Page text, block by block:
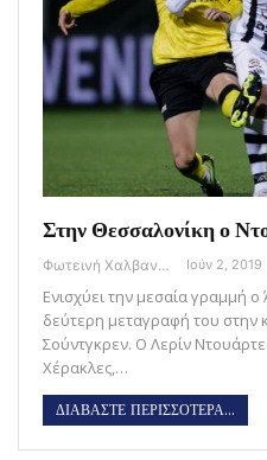
Στην Θεσσαλονίκη ο
Φωτεινή Χαλβαντζή Ιούν 2, 2019
Ενισχύει την μεσαία γραμμή
δεύτερη μεταγραφή του στην
Σούντγκρεν. Ο Λερίν
Χέρακλες,…
ΔΙΑΒΑΣΤΕ ΠΕΡΙΣΣΟΤΕΡΑ...